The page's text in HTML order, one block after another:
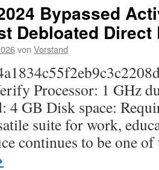
Bypassed
Debloated Direct
von Vorstand
Processor: 1 GHz
4 GB Disk space:
suite for work,
continues to be one